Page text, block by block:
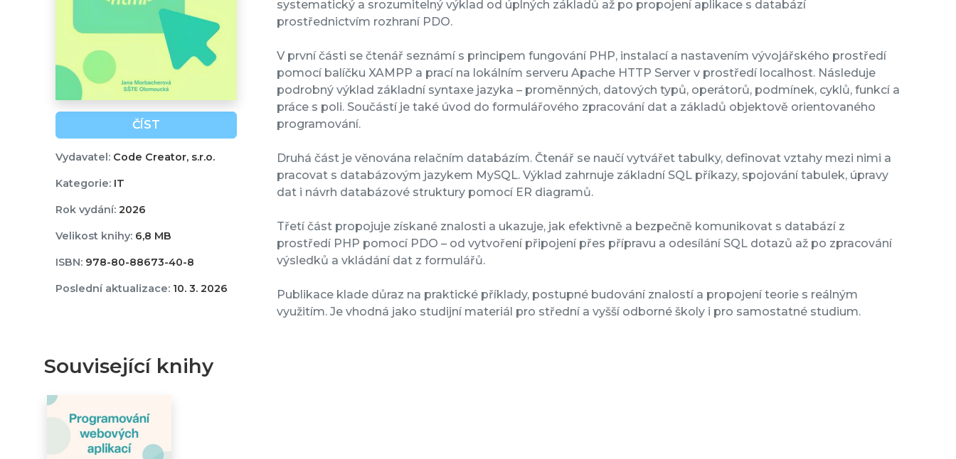
ČÍST
Vydavatel:Code Creator, s.r.o.
Kategorie:IT
Rok vydání:2026
Velikost knihy:6,8 MB
ISBN:978-80-88673-40-8
Poslední aktualizace:10. 3. 2026
systematický a srozumitelný výklad od úplných základů až po propojení aplikace s databází
prostřednictvím rozhraní PDO.
V první části se čtenář seznámí s principem fungování PHP, instalací a nastavením vývojářského prostředí
pomocí balíčku XAMPP a prací na lokálním serveru Apache HTTP Server v prostředí localhost. Následuje
podrobný výklad základní syntaxe jazyka – proměnných, datových typů, operátorů, podmínek, cyklů, funkcí a
práce s poli. Součástí je také úvod do formulářového zpracování dat a základů objektově orientovaného
programování.
Druhá část je věnována relačním databázím. Čtenář se naučí vytvářet tabulky, definovat vztahy mezi nimi a
pracovat s databázovým jazykem MySQL. Výklad zahrnuje základní SQL příkazy, spojování tabulek, úpravy
dat i návrh databázové struktury pomocí ER diagramů.
Třetí část propojuje získané znalosti a ukazuje, jak efektivně a bezpečně komunikovat s databází z
prostředí PHP pomocí PDO – od vytvoření připojení přes přípravu a odesílání SQL dotazů až po zpracování
výsledků a vkládání dat z formulářů.
Publikace klade důraz na praktické příklady, postupné budování znalostí a propojení teorie s reálným
využitím. Je vhodná jako studijní materiál pro střední a vyšší odborné školy i pro samostatné studium.
Související knihy